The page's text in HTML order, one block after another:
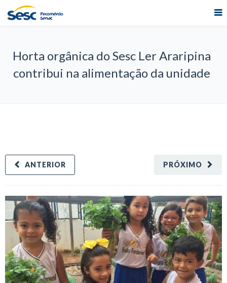
Horta orgânica do Sesc Ler Araripina
contribui na alimentação da unidade
PRÓXIMO
ANTERIOR